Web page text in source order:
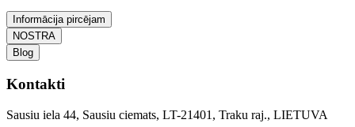
Informācija pircējam
NOSTRA
Blog
Kontakti
Sausiu iela 44, Sausiu ciemats, LT-21401, Traku raj., LIETUVA